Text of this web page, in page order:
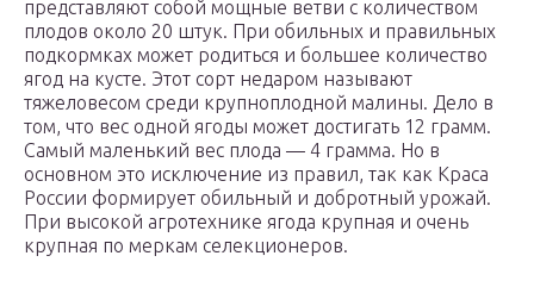
представляют собой мощные ветви с количеством
плодов около 20 штук. При обильных и правильных
подкормках может родиться и большее количество
ягод на кусте. Этот сорт недаром называют
тяжеловесом среди крупноплодной малины. Дело в
том, что вес одной ягоды может достигать 12 грамм.
Самый маленький вес плода — 4 грамма. Но в
основном это исключение из правил, так как Краса
России формирует обильный и добротный урожай.
При высокой агротехнике ягода крупная и очень
крупная по меркам селекционеров.